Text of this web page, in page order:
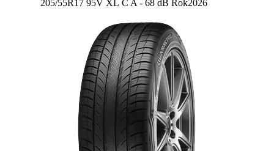
205/55R17 95V XL C A - 68 dB Rok2026